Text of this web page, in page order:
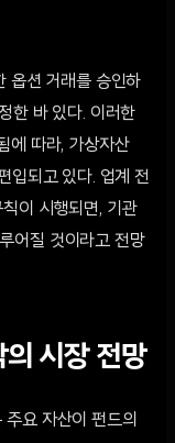
옵션 거래를 승인하
한 바 있다. 이러한
에 따라, 가상자산
입되고 있다. 업계 전
이 시행되면, 기관
어질 것이라고 전망
시장 전망
요 자산이 펀드의